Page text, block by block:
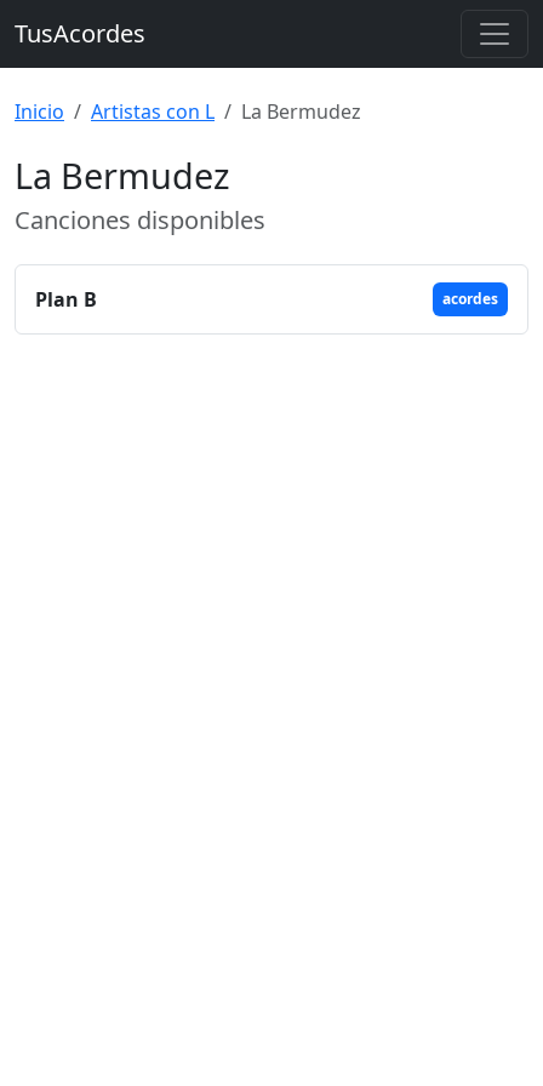
TusAcordes
Inicio Artistas con L La Bermudez
La Bermudez
Canciones disponibles
Plan B acordes